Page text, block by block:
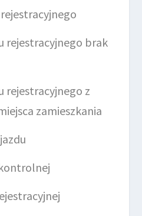
rejestracyjnego brak
rejestracyjnego z
zamieszkania